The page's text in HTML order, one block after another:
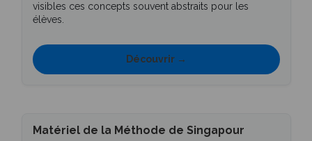
visibles ces concepts souvent abstraits pour les
élèves.
Découvrir →
Matériel de la Méthode de Singapour